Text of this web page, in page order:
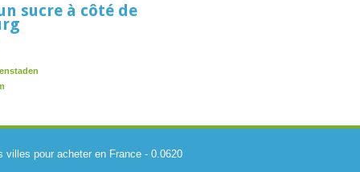
sucre à côté de
villes pour acheter en France- 0.0620